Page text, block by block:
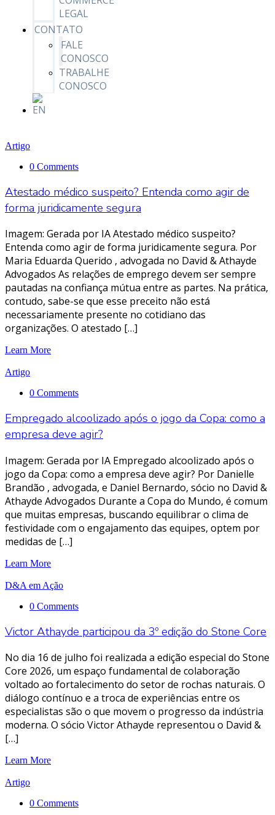
LEGAL
CONTATO
FALE
CONOSCO
TRABALHE
CONOSCO
Artigo
0 Comments
Atestado médico suspeito? Entenda como agir de
forma juridicamente segura
Imagem: Gerada por IA Atestado médico suspeito?
Entenda como agir de forma juridicamente segura. Por
Maria Eduarda Querido , advogada no David & Athayde
Advogados As relações de emprego devem ser sempre
pautadas na confiança mútua entre as partes. Na prática,
contudo, sabe-se que esse preceito não está
necessariamente presente no cotidiano das
organizações. O atestado […]
Learn More
Artigo
0 Comments
Empregado alcoolizado após o jogo da Copa: como a
empresa deve agir?
Imagem: Gerada por IA Empregado alcoolizado após o
jogo da Copa: como a empresa deve agir? Por Danielle
Brandão , advogada, e Daniel Bernardo, sócio no David &
Athayde Advogados Durante a Copa do Mundo, é comum
que muitas empresas, buscando equilibrar o clima de
festividade com o engajamento das equipes, optem por
medidas de […]
Learn More
D&A em Ação
0 Comments
Victor Athayde participou da 3º edição do Stone Core
No dia 16 de julho foi realizada a edição especial do Stone
Core 2026, um espaço fundamental de colaboração
voltado ao fortalecimento do setor de rochas naturais. O
diálogo contínuo e a troca de experiências entre os
especialistas são o que movem o progresso da indústria
moderna. O sócio Victor Athayde representou o David &
[…]
Learn More
Artigo
0 Comments